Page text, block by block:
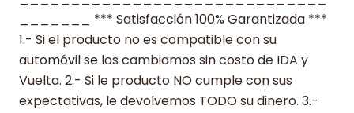
_______ *** Satisfacción 100% Garantizada ***
1.- Si el producto no es compatible con su
automóvil se los cambiamos sin costo de IDA y
Vuelta. 2.- Si le producto NO cumple con sus
expectativas, le devolvemos TODO su dinero. 3.-